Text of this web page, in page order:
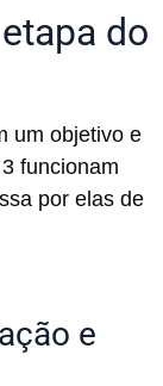
do
um objetivo e
funcionam
por elas de
e